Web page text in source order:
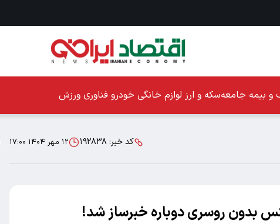
و بیمه جامعهسکه و ارز لوازم خانگی خودرو فناوری ورزش
کد خبر: ۱۹۲۸۳۸ ۱۲ مهر ۱۴۰۴ ۱۷:۰۰
بدون روسری دوباره خبرساز شد!